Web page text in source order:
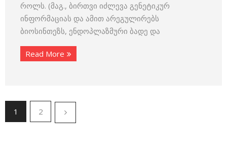
როლს. (მაგ., ბირთვი იძლევა გენეტიკურ
ინფორმაციას და ამით არეგულირებს
ბიოსინთეზს, ენდოპლაზმური ბადე და
Read More
1 2